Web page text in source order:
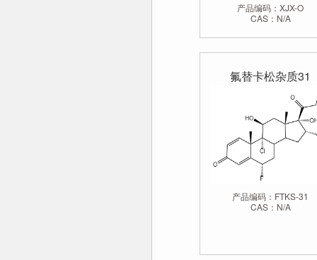
产品编码：XJX-O
CAS：N/A
氟替卡松杂质31
产品编码：FTKS-31
CAS：N/A